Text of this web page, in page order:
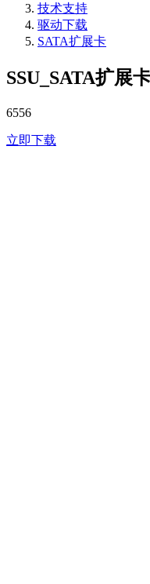
技术支持
驱动下载
SATA扩展卡
SSU_SATA扩展
6556
立即下载